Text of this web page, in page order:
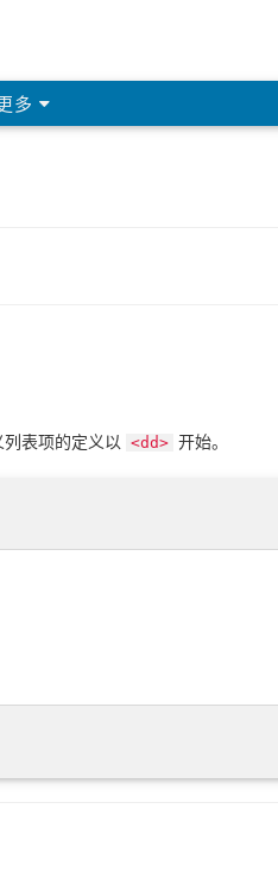
多
表项的定义以 <dd> 开始。